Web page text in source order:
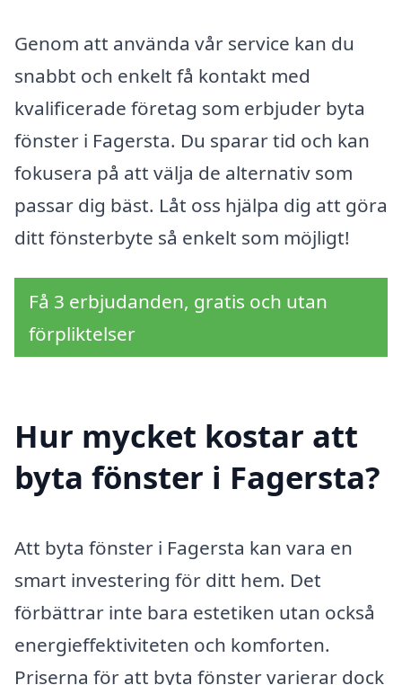
Genom att använda vår service kan du
snabbt och enkelt få kontakt med
kvalificerade företag som erbjuder byta
fönster i Fagersta. Du sparar tid och kan
fokusera på att välja de alternativ som
passar dig bäst. Låt oss hjälpa dig att göra
ditt fönsterbyte så enkelt som möjligt!
Få 3 erbjudanden, gratis och utan
förpliktelser
Hur mycket kostar att
byta fönster i Fagersta?
Att byta fönster i Fagersta kan vara en
smart investering för ditt hem. Det
förbättrar inte bara estetiken utan också
energieffektiviteten och komforten.
Priserna för att byta fönster varierar dock